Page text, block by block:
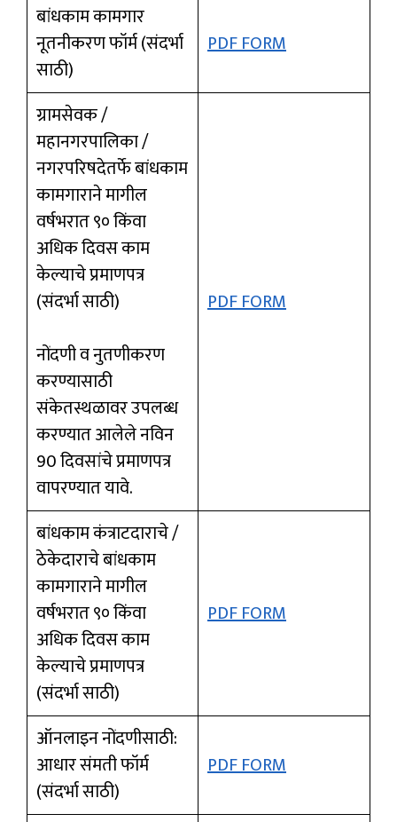
बांधकाम कामगार
नूतनीकरण फॉर्म (संदर्भा
साठी)
PDF FORM
ग्रामसेवक /
महानगरपालिका /
नगरपरिषदेतर्फे बांधकाम
कामगाराने मागील
वर्षभरात ९० किंवा
अधिक दिवस काम
केल्याचे प्रमाणपत्र
(संदर्भा साठी)
नोंदणी व नुतणीकरण
करण्यासाठी
संकेतस्थळावर उपलब्ध
करण्यात आलेले नविन
90 दिवसांचे प्रमाणपत्र
वापरण्यात यावे.
PDF FORM
बांधकाम कंत्राटदाराचे /
ठेकेदाराचे बांधकाम
कामगाराने मागील
वर्षभरात ९० किंवा
अधिक दिवस काम
केल्याचे प्रमाणपत्र
(संदर्भा साठी)
PDF FORM
ऑनलाइन नोंदणीसाठी:
आधार संमती फॉर्म
(संदर्भा साठी)
PDF FORM